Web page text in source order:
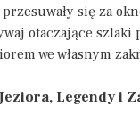
się za
otaczające
we własnym
Legendy i